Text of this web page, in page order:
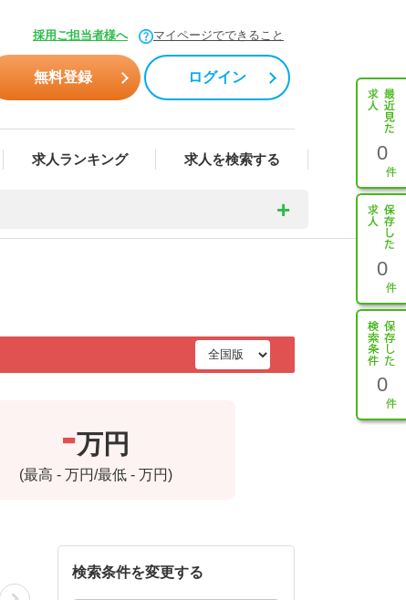
採用ご担当者様へ マイページでできること
無料登録 ログイン
求人ランキング 求人を検索する 0
0
0
-万円
(最高 - 万円/最低 - 万円)
検索条件を変更する